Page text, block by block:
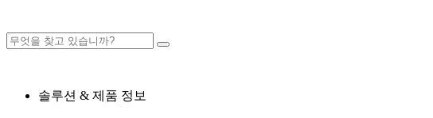
솔루션 & 제품 정보